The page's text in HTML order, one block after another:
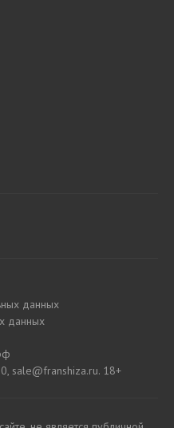
данных
данных
sale@franshiza.ru. 18+